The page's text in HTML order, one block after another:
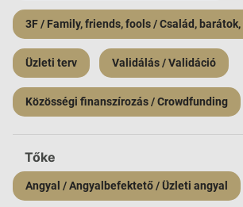
3F / Family, friends, fools / Család,
Üzleti terv Validálás / Validáció
Közösségi finanszírozás / Crowdfunding
Tőke
Angyal / Angyalbefektető / Üzleti angyal